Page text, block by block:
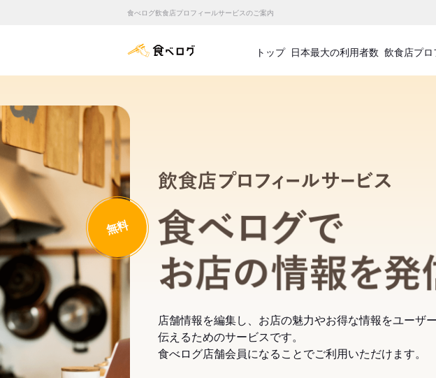
食べログ飲食店プロフィールサービスのご案内
食べログ店舗管理画面
トップ 日本最大の利用者数 飲食店プ
飲食店
無料
店舗情報を編集し、お店の魅力やお得な情報をユーザ
伝えるためのサービスです。
食べログ店舗会員になることでご利用いただけます。